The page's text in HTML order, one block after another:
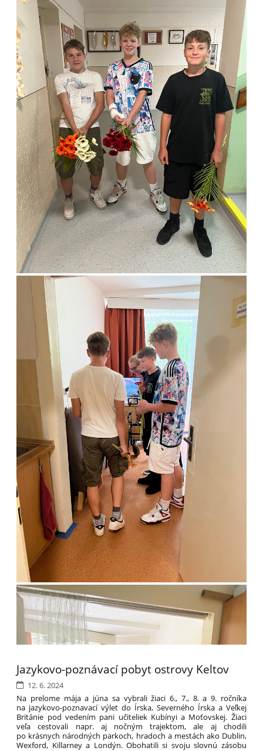
Jazykovo-poznávací pobyt ostrovy Keltov
12. 6. 2024
Na prelome mája a júna sa vybrali žiaci 6., 7., 8. a 9. ročníka
na jazykovo-poznavací výlet do Írska, Severného Írska a Veľkej
Británie pod vedením pani učiteliek Kubínyi a Moťovskej. Žiaci
veľa cestovali napr. aj nočným trajektom, ale aj chodili
po krásnych národných parkoch, hradoch a mestách ako Dublin,
Wexford, Killarney a Londýn. Obohatili si svoju slovnú zásobu